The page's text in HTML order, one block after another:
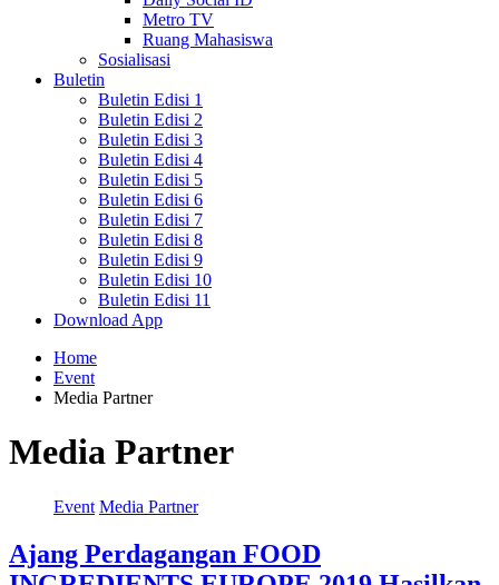
Metro TV
Ruang Mahasiswa
Sosialisasi
Buletin
Buletin Edisi 1
Buletin Edisi 2
Buletin Edisi 3
Buletin Edisi 4
Buletin Edisi 5
Buletin Edisi 6
Buletin Edisi 7
Buletin Edisi 8
Buletin Edisi 9
Buletin Edisi 10
Buletin Edisi 11
Download App
Home
Event
Media Partner
Media Partner
Event Media Partner
Ajang Perdagangan FOOD